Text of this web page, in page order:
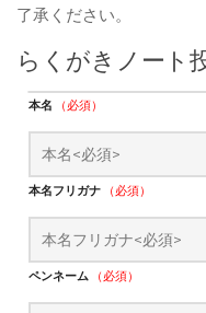
了承ください。
らくがきノート
本名 （必須）
本名フリガナ （必須）
ペンネーム （必須）